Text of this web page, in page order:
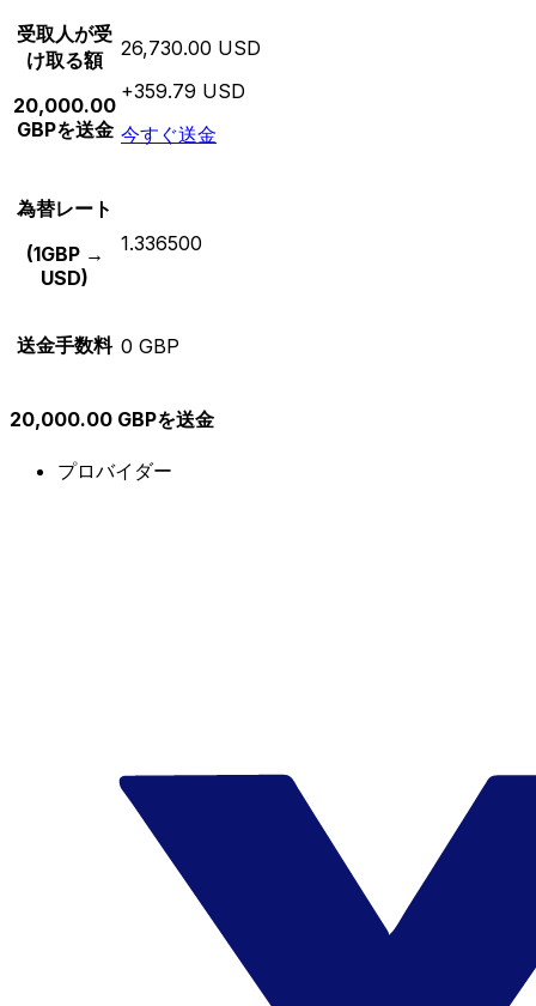
受取人が受
け取る額
20,000.00
GBPを送金
26,730.00 USD
+359.79 USD
今すぐ送金
為替レート
(1GBP →
USD)
1.336500
送金手数料 0 GBP
20,000.00 GBPを送金
プロバイダー